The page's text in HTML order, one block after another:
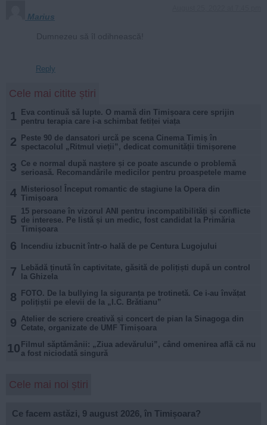
Marius
Reply
Cele mai citite știri
1
Eva continuă să lupte. O mamă din Timișoara cere sprijin
pentru terapia care i-a schimbat fetiței viața
2
Peste 90 de dansatori urcă pe scena Cinema Timiș în
spectacolul „Ritmul vieții”, dedicat comunității timișorene
3 Ce e normal după naștere și ce poate ascunde o problemă
serioasă. Recomandările medicilor pentru proaspetele mame
4
Misterioso! Început romantic de stagiune la Opera din
Timișoara
5
15 persoane în vizorul ANI pentru incompatibilități și conflicte
de interese. Pe listă și un medic, fost candidat la Primăria
Timișoara
6 Incendiu izbucnit într-o hală de pe Centura Lugojului
7
Lebădă ținută în captivitate, găsită de polițiști după un control
la Ghizela
8
FOTO. De la bullying la siguranța pe trotinetă. Ce i-au învățat
polițiștii pe elevii de la „I.C. Brătianu”
9 Atelier de scriere creativă și concert de pian la Sinagoga din
Cetate, organizate de UMF Timișoara
10 Filmul săptămânii: „Ziua adevărului”, când omenirea află că nu
a fost niciodată singură
Cele mai noi știri
Ce facem astăzi, 9 august 2026, în Timișoara?